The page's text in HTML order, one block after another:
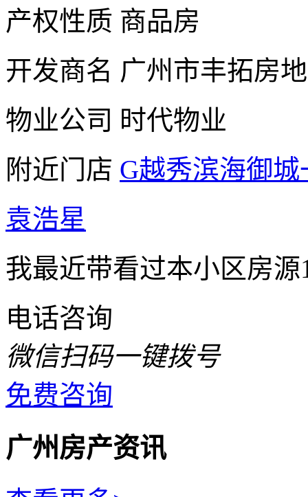
产权性质 商品房
开发商名 广州市丰拓房
物业公司 时代物业
附近门店 G越秀滨海御城
袁浩星
我最近带看过本小区房
电话咨询
微信扫码一键拨号
免费咨询
广州房产资讯